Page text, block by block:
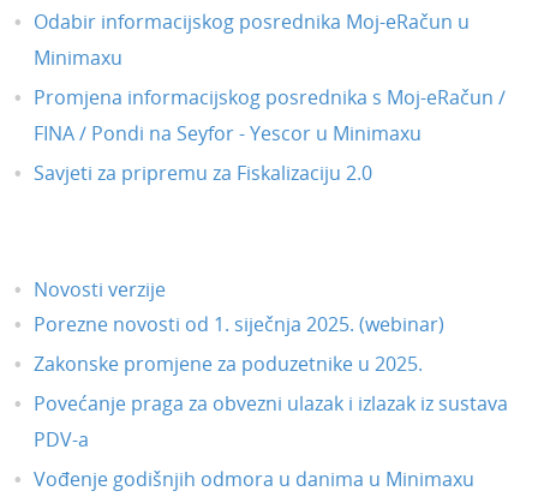
Odabir informacijskog posrednika Moj-eRačun u
Minimaxu
Promjena informacijskog posrednika s Moj-eRačun /
FINA / Pondi na Seyfor - Yescor u Minimaxu
Savjeti za pripremu za Fiskalizaciju 2.0
Novosti verzije
Porezne novosti od 1. siječnja 2025. (webinar)
Zakonske promjene za poduzetnike u 2025.
Povećanje praga za obvezni ulazak i izlazak iz sustava
PDV-a
Vođenje godišnjih odmora u danima u Minimaxu